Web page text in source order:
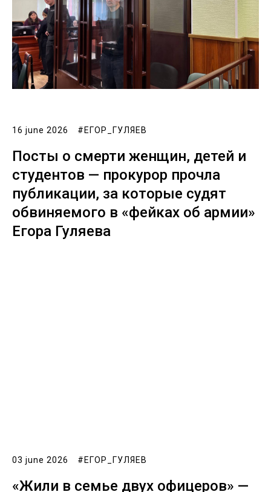
16 june 2026 #ЕГОР_ГУЛЯЕВ
Посты о смерти женщин, детей и
студентов — прокурор прочла
публикации, за которые судят
обвиняемого в «фейках об армии»
Егора Гуляева
03 june 2026 #ЕГОР_ГУЛЯЕВ
‎«Жили в семье двух офицеров» —